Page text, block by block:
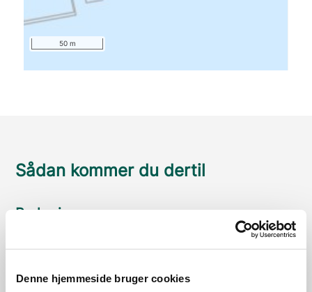
Denne hjemmeside bruger cookies
50 m
Sådan kommer du dertil
Parkering
Med offentlig transport
Google Maps